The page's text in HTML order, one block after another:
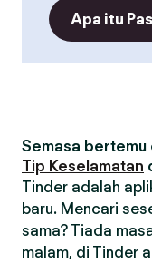
Apa itu
Semasa bertemu
Tip Keselamatan
Tinder adalah
baru. Mencari
sama? Tiada
malam, di Tinder